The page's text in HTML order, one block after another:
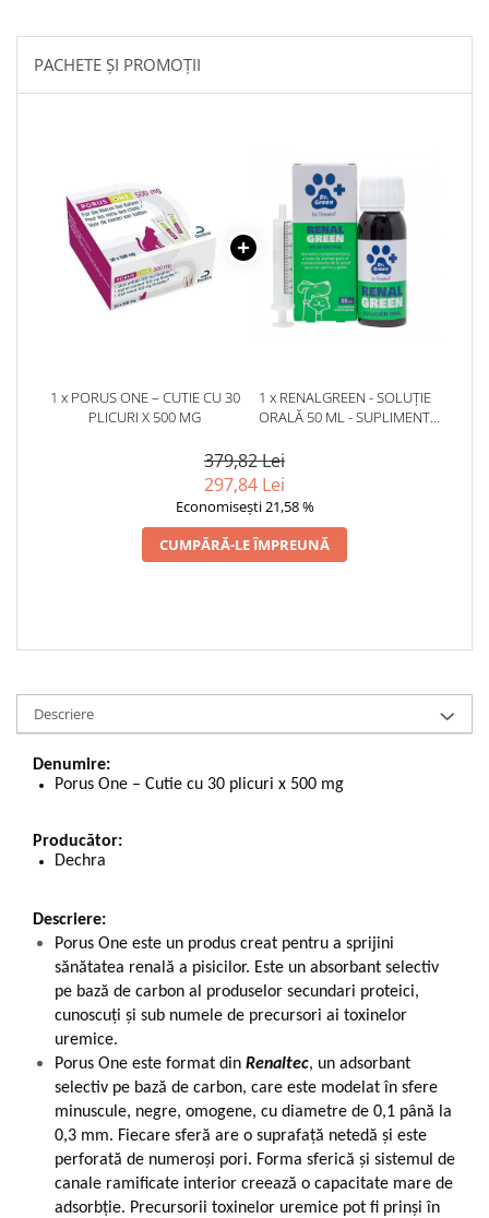
PACHETE ȘI PROMOȚII
1 x PORUS ONE – CUTIE CU 30
PLICURI X 500 MG
1 x RENALGREEN - SOLUȚIE
ORALĂ 50 ML - SUPLIMENT
379,82 Lei
297,84 Lei
Economisești 21,58 %
CUMPĂRĂ-LE ÎMPREUNĂ
Descriere
Denumire:
Porus One – Cutie cu 30 plicuri x 500 mg
Producător:
Dechra
Descriere:
Porus One este un produs creat pentru a sprijini
sănătatea renală a pisicilor. Este un absorbant selectiv
pe bază de carbon al produselor secundari proteici,
cunoscuți și sub numele de precursori ai toxinelor
uremice.
Porus One este format din Renaltec, un adsorbant
selectiv pe bază de carbon, care este modelat în sfere
minuscule, negre, omogene, cu diametre de 0,1 până la
0,3 mm. Fiecare sferă are o suprafață netedă și este
perforată de numeroși pori. Forma sferică și sistemul de
canale ramificate interior creează o capacitate mare de
adsorbție. Precursorii toxinelor uremice pot fi prinși în